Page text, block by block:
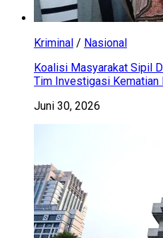
Kriminal / Nasional
Koalisi Masyarakat Sipil
Tim Investigasi
Juni 30, 2026